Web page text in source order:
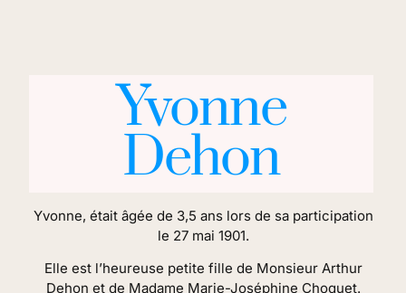
Yvonne
Dehon
Yvonne, était âgée de 3,5 ans lors de sa participation
le 27 mai 1901.
Elle est l’heureuse petite fille de Monsieur Arthur
Dehon et de Madame Marie-Joséphine Choquet.